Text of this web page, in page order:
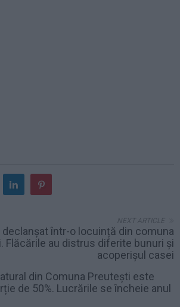
NEXT ARTICLE
declanșat într-o locuință din comuna
Flăcările au distrus diferite bunuri și
acoperișul casei
din Comuna Preutești este
de 50%. Lucrările se încheie anul